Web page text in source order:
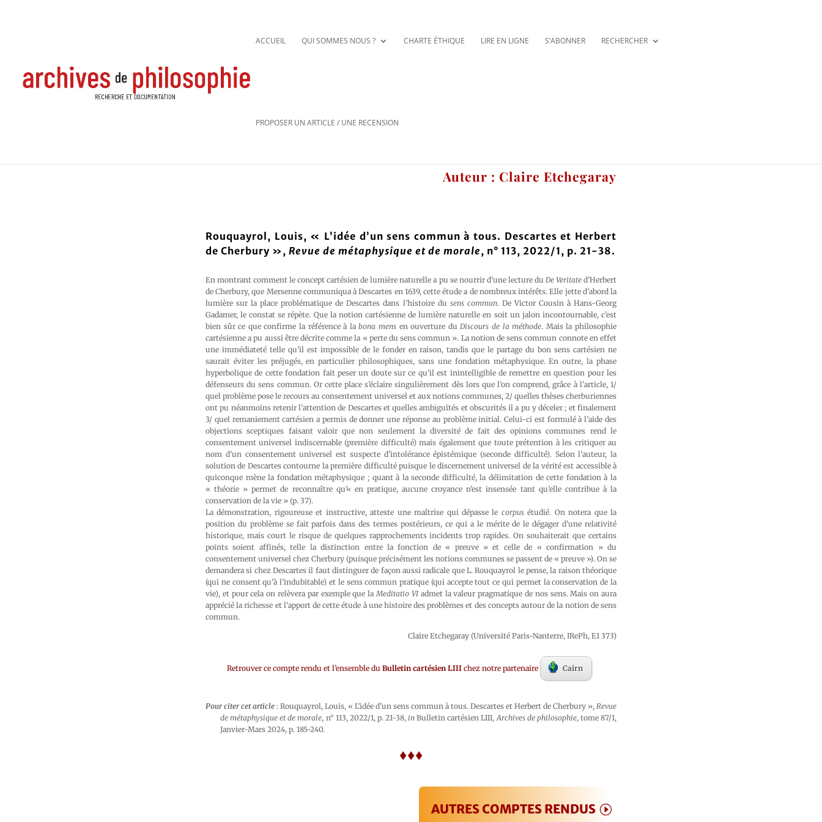
ACCUEIL QUI SOMMES NOUS ? CHARTE ÉTHIQUE LIRE EN LIGNE S’ABONNER RECHERCHER
PROPOSER UN ARTICLE / UNE RECENSION
Auteur : Claire Etchegaray
Rouquayrol, Louis, « L’idée d’un sens commun à tous. Descartes et Herbert
de Cherbury », Revue de métaphysique et de morale, n° 113, 2022/1, p. 21-38.
En montrant comment le concept cartésien de lumière naturelle a pu se nourrir d’une lecture du De Veritated’Herbert
de Cherbury, que Mersenne communiqua à Descartes en 1639, cette étude a de nombreux intérêts. Elle jette d’abord la
lumière sur la place problématique de Descartes dans l’histoire du sens commun. De Victor Cousin à Hans-Georg
Gadamer, le constat se répète. Que la notion cartésienne de lumière naturelle en soit un jalon incontournable, c’est
bien sûr ce que confirme la référence à labona mens en ouverture duDiscours de la méthode. Mais la philosophie
cartésienne a pu aussi être décrite comme la « perte du sens commun ». La notion de sens commun connote en effet
une immédiateté telle qu’il est impossible de le fonder en raison, tandis que le partage du bon sens cartésien ne
saurait éviter les préjugés, en particulier philosophiques, sans une fondation métaphysique. En outre, la phase
hyperbolique de cette fondation fait peser un doute sur ce qu’il est inintelligible de remettre en question pour les
défenseurs du sens commun. Or cette place s’éclaire singulièrement dès lors que l’on comprend, grâce à l’article, 1/
quel problème pose le recours au consentement universel et aux notions communes, 2/ quelles thèses cherburiennes
ont pu néanmoins retenir l’attention de Descartes et quelles ambiguïtés et obscurités il a pu y déceler ; et finalement
3/ quel remaniement cartésien a permis de donner une réponse au problème initial. Celui-ci est formulé à l’aide des
objections sceptiques faisant valoir que non seulement la diversité de fait des opinions communes rend le
consentement universel indiscernable (première difficulté) mais également que toute prétention à les critiquer au
nom d’un consentement universel est suspecte d’intolérance épistémique (seconde difficulté). Selon l’auteur, la
solution de Descartes contourne la première difficulté puisque le discernement universel de la vérité est accessible à
quiconque mène la fondation métaphysique ; quant à la seconde difficulté, la délimitation de cette fondation à la
« théorie » permet de reconnaître qu’« en pratique, aucune croyance n’est insensée tant qu’elle contribue à la
conservation de la vie » (p. 37).
La démonstration, rigoureuse et instructive, atteste une maîtrise qui dépasse le corpusétudié. On notera que la
position du problème se fait parfois dans des termes postérieurs, ce qui a le mérite de le dégager d’une relativité
historique, mais court le risque de quelques rapprochements incidents trop rapides. On souhaiterait que certains
points soient affinés, telle la distinction entre la fonction de « preuve » et celle de « confirmation » du
consentement universel chez Cherbury (puisque précisément les notions communes se passent de « preuve »). On se
demandera si chez Descartes il faut distinguer de façon aussi radicale que L. Rouquayrol le pense, la raison théorique
(qui ne consent qu’à l’indubitable) et le sens commun pratique (qui accepte tout ce qui permet la conservation de la
vie), et pour cela on relèvera par exemple que laMeditatio VIadmet la valeur pragmatique de nos sens. Mais on aura
apprécié la richesse et l’apport de cette étude à une histoire des problèmes et des concepts autour de la notion de sens
commun.
Claire Etchegaray (Université Paris-Nanterre, IRePh, E1 373)
Retrouver ce compte rendu et l’ensemble du Bulletin cartésien LIII chez notre partenaire Cairn
Pour citer cet article : Rouquayrol, Louis, « L’idée d’un sens commun à tous. Descartes et Herbert de Cherbury », Revue
de métaphysique et de morale, n° 113, 2022/1, p. 21-38,in Bulletin cartésien LIII,Archives de philosophie, tome 87/1,
Janvier-Mars 2024, p. 185-240.
♦♦♦
AUTRES COMPTES RENDUS